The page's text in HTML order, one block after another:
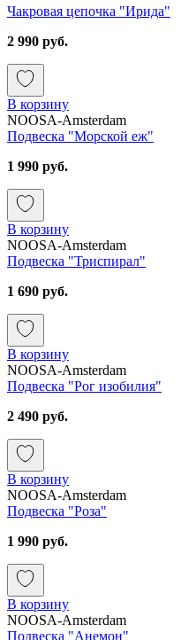
Чакровая цепочка "Ирида"
2 990 руб.
В корзину
NOOSA-Amsterdam
Подвеска "Морской еж"
1 990 руб.
В корзину
NOOSA-Amsterdam
Подвеска "Триспирал"
1 690 руб.
В корзину
NOOSA-Amsterdam
Подвеска "Рог изобилия"
2 490 руб.
В корзину
NOOSA-Amsterdam
Подвеска "Роза"
1 990 руб.
В корзину
NOOSA-Amsterdam
Подвеска "Анемон"